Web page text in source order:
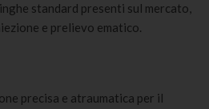
standard presenti sul mercato,
e prelievo ematico.
precisa e atraumatica per il